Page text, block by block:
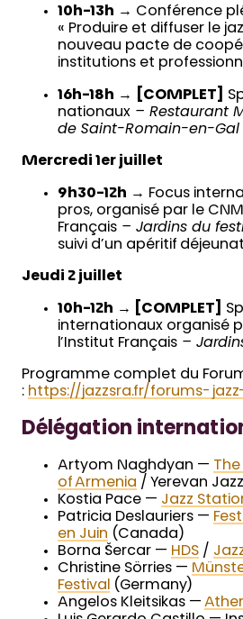
10h-13h → Conférence
« Produire et diffuser le
nouveau pacte de
institutions et
16h-18h → [COMPLET]
nationaux – Restaurant
de Saint-Romain-en-Gal
Mercredi 1er juillet
9h30-12h → Focus
pros, organisé par le
Français – Jardins du
suivi d’un apéritif
Jeudi 2 juillet
10h-12h → [COMPLET]
internationaux organisé
l’Institut Français –
Programme complet du
: https://jazzsra.fr/forums-
Délégation
Artyom Naghdyan —
of Armenia / Yerevan
Kostia Pace — Jazz
Patricia Deslauriers —
en Juin (Canada)
Borna Šercar — HDS /
Christine Sörries —
Festival
(Germany)
Angelos Kleitsikas —